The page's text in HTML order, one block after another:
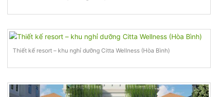
Thiết kế resort – khu nghỉ dưỡng Citta Wellness (Hòa Bình)